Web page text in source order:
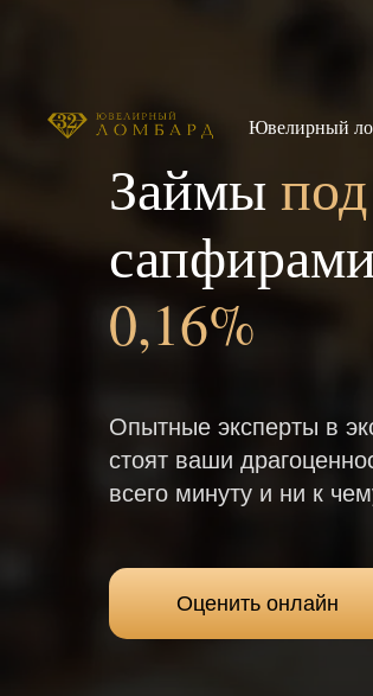
Ювелирный
Займы
0,16%
Опытные эксперты в
стоят ваши
всего минуту и ни к
Оценить онлайн